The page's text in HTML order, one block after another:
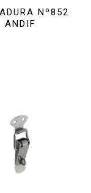
Nº852
ANDIF